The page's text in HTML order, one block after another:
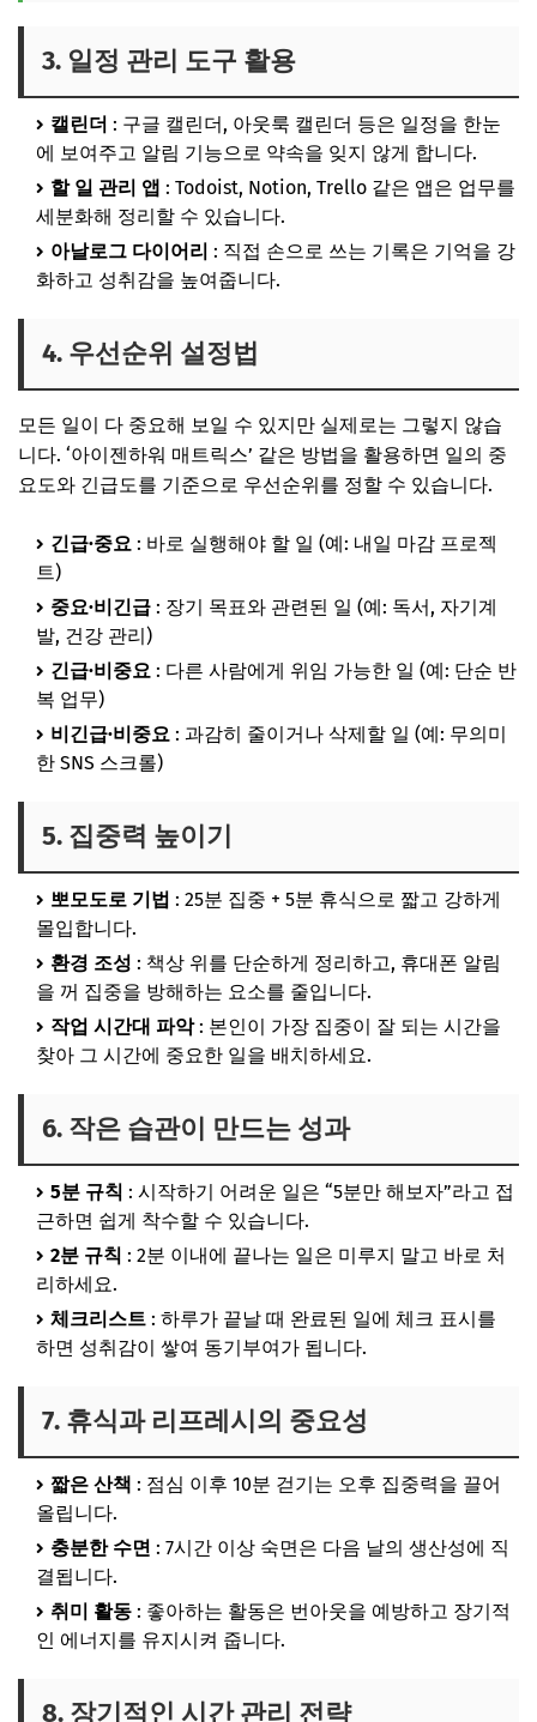
3. 일정 관리 도구 활용
캘린더 : 구글 캘린더, 아웃룩 캘린더 등은 일정을 한눈
에 보여주고 알림 기능으로 약속을 잊지 않게 합니다.
할 일 관리 앱 : Todoist, Notion, Trello 같은 앱은 업무를
세분화해 정리할 수 있습니다.
아날로그 다이어리 : 직접 손으로 쓰는 기록은 기억을 강
화하고 성취감을 높여줍니다.
4. 우선순위 설정법
모든 일이 다 중요해 보일 수 있지만 실제로는 그렇지 않습
니다. ‘아이젠하워 매트릭스’ 같은 방법을 활용하면 일의 중
요도와 긴급도를 기준으로 우선순위를 정할 수 있습니다.
긴급·중요 : 바로 실행해야 할 일 (예: 내일 마감 프로젝
트)
중요·비긴급 : 장기 목표와 관련된 일 (예: 독서, 자기계
발, 건강 관리)
긴급·비중요 : 다른 사람에게 위임 가능한 일 (예: 단순 반
복 업무)
비긴급·비중요 : 과감히 줄이거나 삭제할 일 (예: 무의미
한 SNS 스크롤)
5. 집중력 높이기
뽀모도로 기법 : 25분 집중 + 5분 휴식으로 짧고 강하게
몰입합니다.
환경 조성 : 책상 위를 단순하게 정리하고, 휴대폰 알림
을 꺼 집중을 방해하는 요소를 줄입니다.
작업 시간대 파악: 본인이 가장 집중이 잘 되는 시간을
찾아 그 시간에 중요한 일을 배치하세요.
6. 작은 습관이 만드는 성과
5분 규칙 : 시작하기 어려운 일은 “5분만 해보자”라고 접
근하면 쉽게 착수할 수 있습니다.
2분 규칙 : 2분 이내에 끝나는 일은 미루지 말고 바로 처
리하세요.
체크리스트 : 하루가 끝날 때 완료된 일에 체크 표시를
하면 성취감이 쌓여 동기부여가 됩니다.
7. 휴식과 리프레시의 중요성
짧은 산책 : 점심 이후 10분 걷기는 오후 집중력을 끌어
올립니다.
충분한 수면 : 7시간 이상 숙면은 다음 날의 생산성에 직
결됩니다.
취미 활동 : 좋아하는 활동은 번아웃을 예방하고 장기적
인 에너지를 유지시켜 줍니다.
8. 장기적인 시간 관리 전략